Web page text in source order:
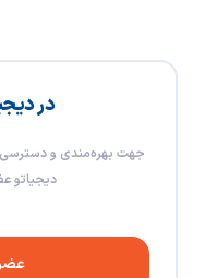
در
جهت بهره‌مندی و
دیجیاتو